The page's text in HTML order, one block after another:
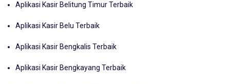
Aplikasi Kasir Belitung Timur Terbaik
Aplikasi Kasir Belu Terbaik
Aplikasi Kasir Bengkalis Terbaik
Aplikasi Kasir Bengkayang Terbaik